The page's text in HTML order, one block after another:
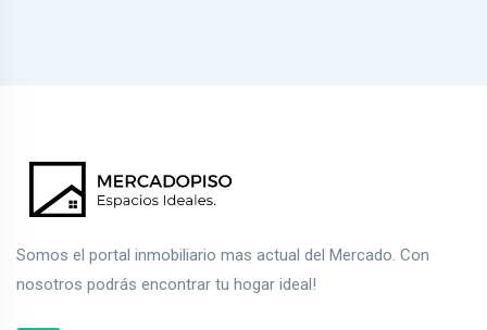
Somos el portal inmobiliario mas actual del Mercado. Con
nosotros podrás encontrar tu hogar ideal!